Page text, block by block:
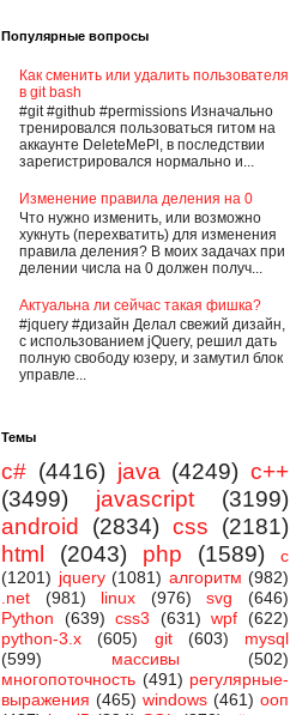
Популярные вопросы
Как сменить или удалить пользователя
в git bash
#git #github #permissions Изначально
тренировался пользоваться гитом на
аккаунте DeleteMePl, в последствии
зарегистрировался нормально и...
Изменение правила деления на 0
Что нужно изменить, или возможно
хукнуть (перехватить) для изменения
правила деления? В моих задачах при
делении числа на 0 должен получ...
Актуальна ли сейчас такая фишка?
#jquery #дизайн Делал свежий дизайн,
с использованием jQuery, решил дать
полную свободу юзеру, и замутил блок
управле...
Темы
c# (4416) java (4249) c++
(3499)
javascript
(3199)
android
(2834) css
(2181)
html
(2043) php (1589)
c
(1201) jquery (1081) алгоритм (982)
.net
(981) linux (976) svg
(646)
Python
(639) css3 (631) wpf (622)
python-3.x
(605) git (603)
mysql
(599)
массивы
(502)
многопоточность (491) регулярные-
выражения (465) windows (461) ооп